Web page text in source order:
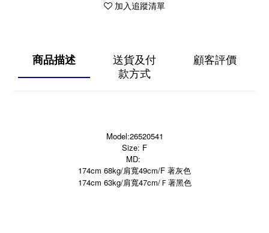
加入追蹤清單
商品描述
送貨及付
款方式
顧客評價
Model:26520541
Size: F
MD:
174cm 68kg/肩寬49cm/F 著灰色
174cm 63kg/肩寬47cm/Ｆ著黑色